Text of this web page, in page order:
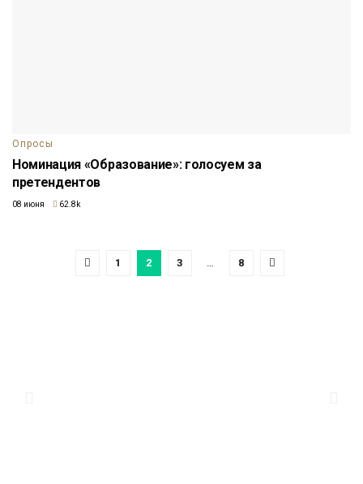
Опросы
Номинация «Образование»: голосуем за
претендентов
08 июня 62.8k
1 2 3 … 8